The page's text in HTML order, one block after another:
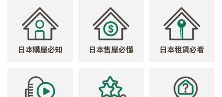
日本購屋必知 日本售屋必懂 日本租賃必看